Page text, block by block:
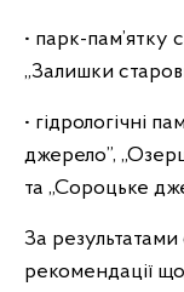
• парк-пам’ятку
„Залишки
• гідрологічні
джерело”,
та „Сороцьке
За результатами
рекомендації